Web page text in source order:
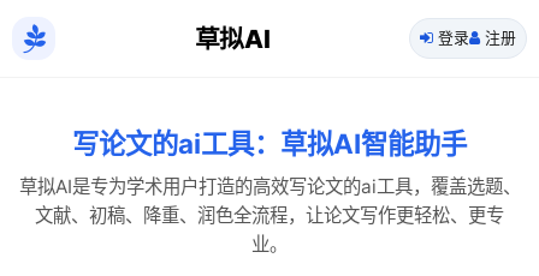
草拟AI 登录 注册
写论文的ai工具：草拟AI智能助手
草拟AI是专为学术用户打造的高效写论文的ai工具，覆盖选题、
文献、初稿、降重、润色全流程，让论文写作更轻松、更专
业。